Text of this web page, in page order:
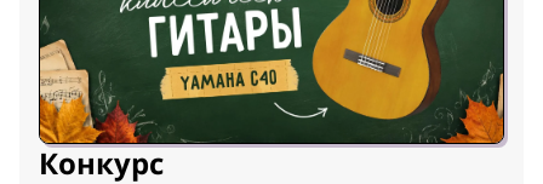
Конкурс